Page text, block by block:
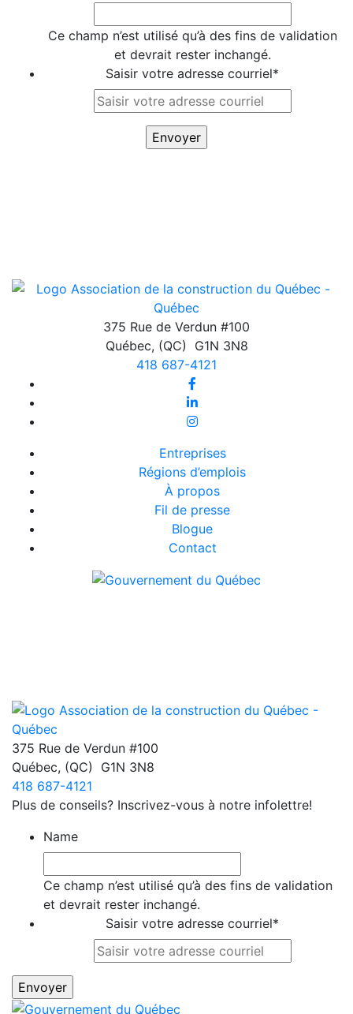
Ce champ n’est utilisé qu’à des fins de validation
et devrait rester inchangé.
Saisir votre adresse courriel*
375 Rue de Verdun #100
Québec, (QC)
G1N 3N8
418 687-4121
Entreprises
Régions d’emplois
À propos
Fil de presse
Blogue
Contact
375 Rue de Verdun #100
Québec, (QC)
G1N 3N8
418 687-4121
Plus de conseils? Inscrivez-vous à notre infolettre!
Name
Ce champ n’est utilisé qu’à des fins de validation
et devrait rester inchangé.
Saisir votre adresse courriel*